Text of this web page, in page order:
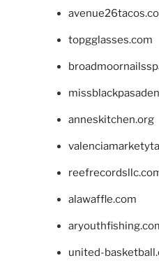
topgglasses.com
anneskitchen.org
alawaffle.com
united-